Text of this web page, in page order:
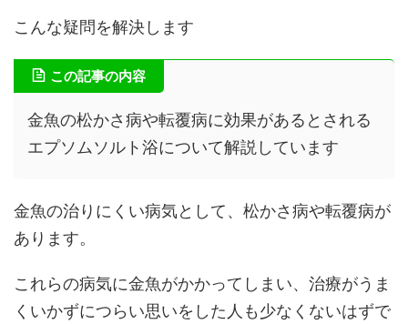
こんな疑問を解決します
この記事の内容
金魚の松かさ病や転覆病に効果があるとされる
エプソムソルト浴について解説しています
金魚の治りにくい病気として、松かさ病や転覆病が
あります。
これらの病気に金魚がかかってしまい、治療がうま
くいかずにつらい思いをした人も少なくないはずで